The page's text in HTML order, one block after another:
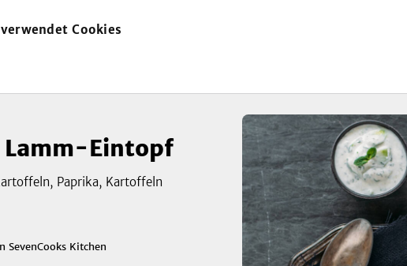
Cookies
3
zeigen
Eintopf
Paprika, Kartoffeln
SevenCooks Kitchen